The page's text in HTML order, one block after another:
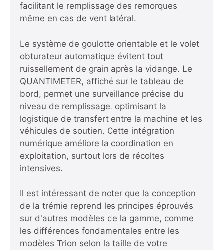
facilitant le remplissage des remorques
même en cas de vent latéral.
Le système de goulotte orientable et le volet
obturateur automatique évitent tout
ruissellement de grain après la vidange. Le
QUANTIMETER, affiché sur le tableau de
bord, permet une surveillance précise du
niveau de remplissage, optimisant la
logistique de transfert entre la machine et les
véhicules de soutien. Cette intégration
numérique améliore la coordination en
exploitation, surtout lors de récoltes
intensives.
Il est intéressant de noter que la conception
de la trémie reprend les principes éprouvés
sur d'autres modèles de la gamme, comme
les différences fondamentales entre les
modèles Trion selon la taille de votre